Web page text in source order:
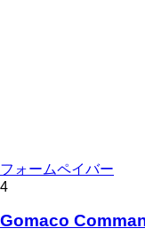
フォームペイバー
4
Gomaco